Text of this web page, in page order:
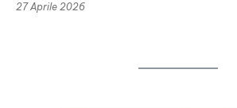
27 Aprile 2026